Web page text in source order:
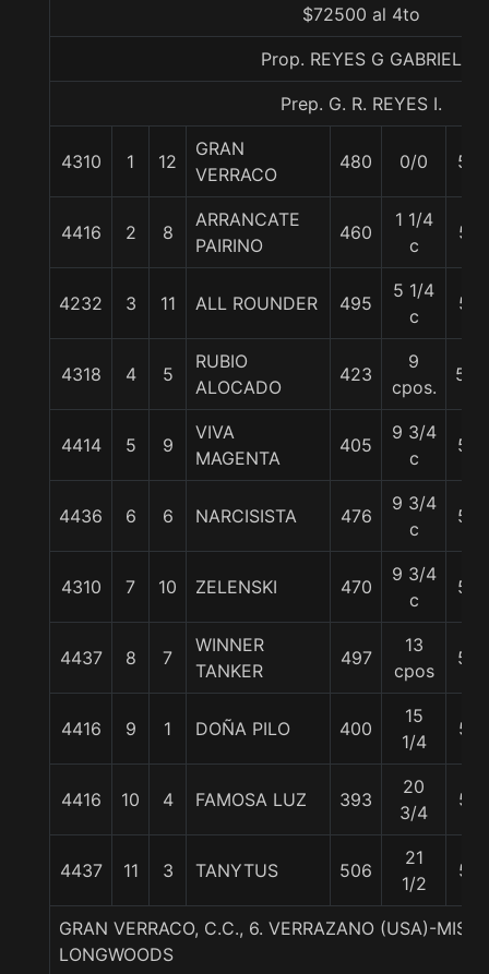
$72500 al 4to
Prop. REYES G GABRIEL
Prep. G. R. REYES I.
4310 1 12
GRAN
VERRACO
480 0/0 56
4416 2 8
ARRANCATE
PAIRINO
460
1 1/4
c
57
4232 3 11 ALL ROUNDER 495
5 1/4
c
57
4318 4 5
RUBIO
ALOCADO
423
9
cpos.
55.
4414 5 9
VIVA
MAGENTA
405
9 3/4
c
56
4436 6 6 NARCISISTA 476
9 3/4
c
55
4310 7 10 ZELENSKI 470
9 3/4
c
56
4437 8 7
WINNER
TANKER
497
13
cpos
55
4416 9 1 DOÑA PILO 400
15
1/4
57
4416 10 4 FAMOSA LUZ 393
20
3/4
57
4437 11 3 TANYTUS 506
21
1/2
57
GRAN VERRACO, C.C., 6. VERRAZANO (USA)-MISS
LONGWOODS